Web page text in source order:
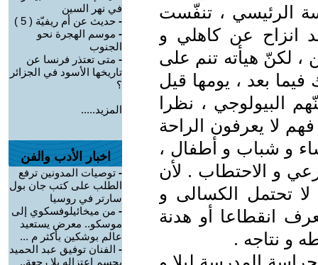
الرئيسي ، تنفّست
انزاح عن كاهلي و
، لكنّ هيأته تنم على
بعد ، يومها قيل
البيولوجي ، نظرا
لا يعرفون الراحة
و شباب و أطفال ،
و الاحتطاب . لأن
تحتمل الكسالى و
انقطاعا أو هدنة
و نتاجه .
في نهر السين
- حديث عن أم ريفيّة ( 5 )
- موسم الهجرة نحو
الجنوب
- متى تعتذر فرنسا عن
تاريخها الأسود في الجزائر
؟
المزيد.....
اخبار الأدب والفن
- توصيات المدونين ترفع
الطلب على كتب جان بول
سارتر في روسيا
- من ميخائيلوفسكوي إلى
موسكو.. معرض يستعيد
عالم بوشكين بأكثر م ...
- الفنان توفيق عبد الحميد
يحسم اعتزاله بلا رجعة..